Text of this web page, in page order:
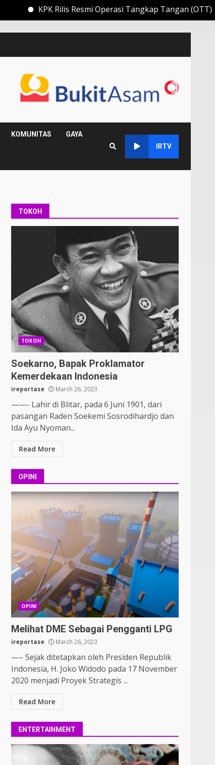
KPK Rilis Resmi Operasi Tangkap Tangan (OTT) Bupati
KOMUNITAS GAYA
IRTV
TOKOH
TOKOH
Soekarno, Bapak Proklamator
Kemerdekaan Indonesia
ireportase March 26, 2023
——- Lahir di Blitar, pada 6 Juni 1901, dari
pasangan Raden Soekemi Sosrodihardjo dan
Ida Ayu Nyoman...
Read More
OPINI
OPINI
Melihat DME Sebagai Pengganti LPG
ireportase March 26, 2023
—– Sejak ditetapkan oleh Presiden Republik
Indonesia, H. Joko Widodo pada 17 November
2020 menjadi Proyek Strategis ...
Read More
ENTERTAINMENT